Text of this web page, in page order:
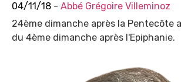
04/11/18 - Abbé Grégoire Villeminoz
24ème dimanche après la Pentecôte
du 4ème dimanche après l'Epiphanie.